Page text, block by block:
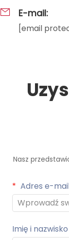
E-mail:
[email
Nasz
Adres e-
Imię i nazwisko